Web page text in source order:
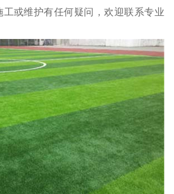
或维护有任何疑问，欢迎联系专业